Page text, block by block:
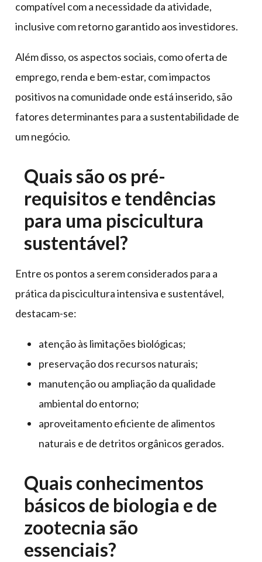
compatível com a necessidade da atividade,
inclusive com retorno garantido aos investidores.
Além disso, os aspectos sociais, como oferta de
emprego, renda e bem-estar, com impactos
positivos na comunidade onde está inserido, são
fatores determinantes para a sustentabilidade de
um negócio.
Quais são os pré-
requisitos e tendências
para uma piscicultura
sustentável?
Entre os pontos a serem considerados para a
prática da piscicultura intensiva e sustentável,
destacam-se:
atenção às limitações biológicas;
preservação dos recursos naturais;
manutenção ou ampliação da qualidade
ambiental do entorno;
aproveitamento eficiente de alimentos
naturais e de detritos orgânicos gerados.
Quais conhecimentos
básicos de biologia e de
zootecnia são
essenciais?